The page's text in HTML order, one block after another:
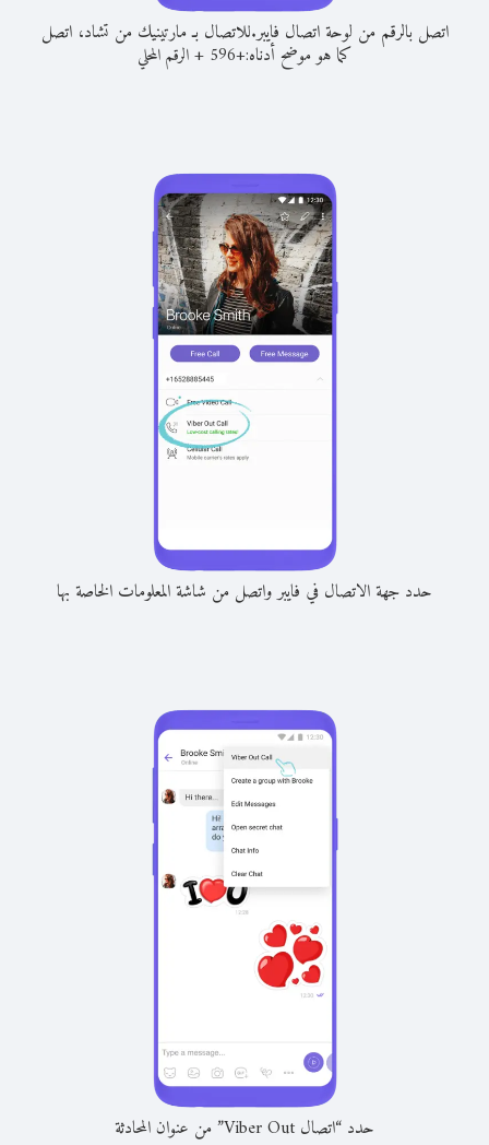
اتصل بالرقم من لوحة اتصال فايبر.للاتصال بـ مارتينيك من تشاد، اتصل
كما هو موضح أدناه:+
596
+الرقم المحلي
حدد جهة الاتصال في فايبر واتصل من شاشة المعلومات الخاصة بها
حدد “اتصال Viber Out” من عنوان المحادثة